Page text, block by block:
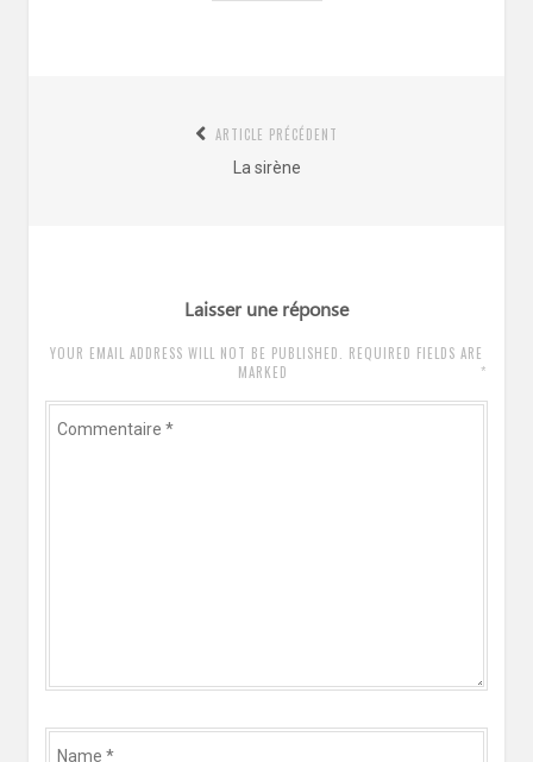
ARTICLE PRÉCÉDENT
Article
La sirène
Laisser une réponse
YOUR EMAIL ADDRESS WILL NOT BE PUBLISHED. REQUIRED FIELDS ARE
MARKED
*
Commentaire
Name